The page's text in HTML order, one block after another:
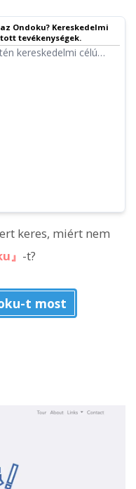
Ondoku? Kereskedelmi
tevékenységek.
kereskedelmi célú
keres, miért nem
』 -t?
t most